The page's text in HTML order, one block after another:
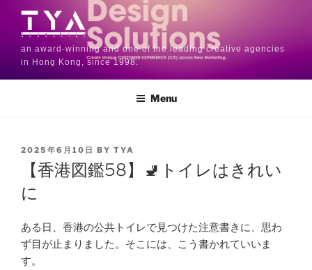
an award-winning and one of the leading creative agencies
in Hong Kong, since 1998.
Menu
2025年6月10日 BY TYA
【香港図鑑58】🚽トイレはきれい
に
ある日、香港の公共トイレで見つけた注意書きに、思わ
ず目が止まりました。そこには、こう書かれていいま
す。